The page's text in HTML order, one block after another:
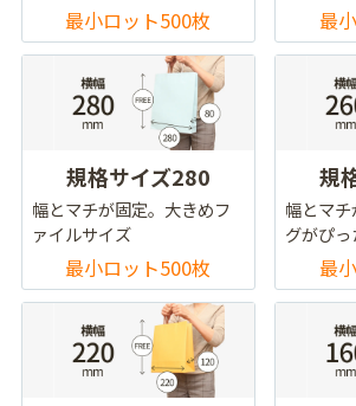
最小ロット500枚 最
規格サイズ280
幅とマチが固定。大きめフ
ァイルサイズ
最小ロット500枚
規
幅とマ
グがぴっ
最